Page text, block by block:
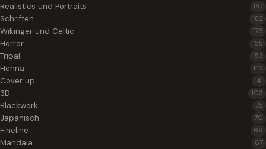
Realistics und Portraits 187
Schriften 182
Wikinger und Celtic 176
Horror 158
Tribal 153
Henna 142
Cover up 141
3D 103
Blackwork 75
Japanisch 70
Fineline 69
Mandala 67